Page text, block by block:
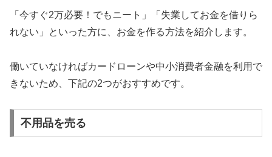
「今すぐ2万必要！でもニート」「失業してお金を借りら
れない」といった方に、お金を作る方法を紹介します。
働いていなければカードローンや中小消費者金融を利用で
きないため、下記の2つがおすすめです。
不用品を売る